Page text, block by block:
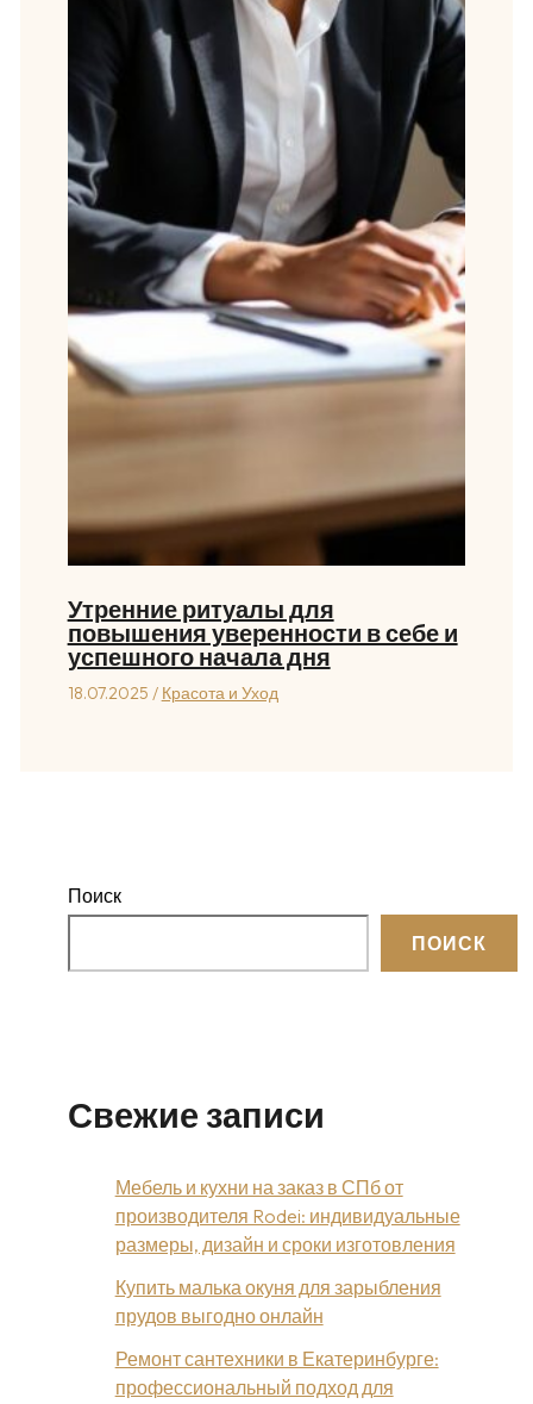
Утренние ритуалы для
повышения уверенности в себе и
успешного начала дня
18.07.2025 / Красота и Уход
Поиск
ПОИСК
Свежие записи
Мебель и кухни на заказ в СПб от
производителя Rodei: индивидуальные
размеры, дизайн и сроки изготовления
Купить малька окуня для зарыбления
прудов выгодно онлайн
Ремонт сантехники в Екатеринбурге:
профессиональный подход для